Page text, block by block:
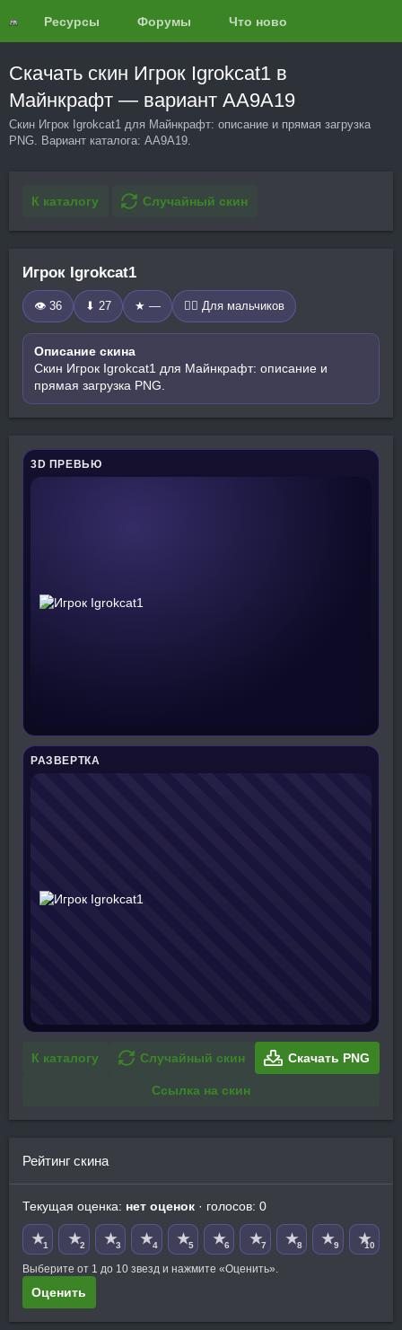
Ресурсы Форумы Что нового?
Скачать скин Игрок Igrokcat1 в
Майнкрафт — вариант AA9A19
Скин Игрок Igrokcat1 для Майнкрафт: описание и прямая загрузка
PNG. Вариант каталога: AA9A19.
К каталогу Случайный скин
Игрок Igrokcat1
👁 36 ⬇ 27 ★ — 🧍‍♂️ Для мальчиков
Описание скина
Скин Игрок Igrokcat1 для Майнкрафт: описание и
прямая загрузка PNG.
3D ПРЕВЬЮ
РАЗВЕРТКА
К каталогу Случайный скин Скачать PNG
Ссылка на скин
Рейтинг скина
Текущая оценка: нет оценок · голосов: 0
★1 ★2 ★3 ★4 ★5 ★6 ★7 ★8 ★9 ★10
Выберите от 1 до 10 звезд и нажмите «Оценить».
Оценить